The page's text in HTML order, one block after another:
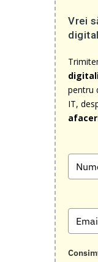
Vrei
pentru
IT,